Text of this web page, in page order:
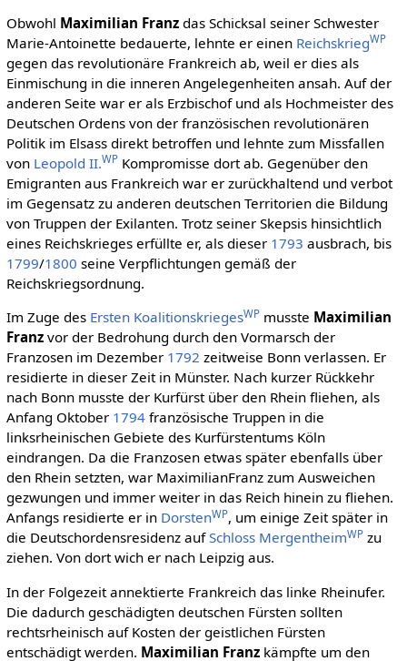
Obwohl Maximilian Franzdas Schicksal seiner Schwester
Marie-Antoinette bedauerte, lehnte er einen ReichskriegWP
gegen das revolutionäre Frankreich ab, weil er dies als
Einmischung in die inneren Angelegenheiten ansah. Auf der
anderen Seite war er als Erzbischof und als Hochmeister des
Deutschen Ordens von der französischen revolutionären
Politik im Elsass direkt betroffen und lehnte zum Missfallen
von Leopold II.WPKompromisse dort ab. Gegenüber den
Emigranten aus Frankreich war er zurückhaltend und verbot
im Gegensatz zu anderen deutschen Territorien die Bildung
von Truppen der Exilanten. Trotz seiner Skepsis hinsichtlich
eines Reichskrieges erfüllte er, als dieser 1793 ausbrach, bis
1799/1800 seine Verpflichtungen gemäß der
Reichskriegsordnung.
Im Zuge des Ersten KoalitionskriegesWPmusste Maximilian
Franzvor der Bedrohung durch den Vormarsch der
Franzosen im Dezember 1792 zeitweise Bonn verlassen. Er
residierte in dieser Zeit in Münster. Nach kurzer Rückkehr
nach Bonn musste der Kurfürst über den Rhein fliehen, als
Anfang Oktober 1794französische Truppen in die
linksrheinischen Gebiete des Kurfürstentums Köln
eindrangen. Da die Franzosen etwas später ebenfalls über
den Rhein setzten, war MaximilianFranz zum Ausweichen
gezwungen und immer weiter in das Reich hinein zu fliehen.
Anfangs residierte er in DorstenWP, um einige Zeit später in
die Deutschordensresidenz aufSchloss MergentheimWPzu
ziehen. Von dort wich er nach Leipzig aus.
In der Folgezeit annektierte Frankreich das linke Rheinufer.
Die dadurch geschädigten deutschen Fürsten sollten
rechtsrheinisch auf Kosten der geistlichen Fürsten
entschädigt werden. Maximilian Franzkämpfte um den